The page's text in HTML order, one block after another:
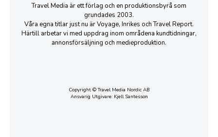
Travel Media är ett förlag och en produktionsbyrå som
grundades 2003.
Våra egna titlar just nu är Voyage, Inrikes och Travel Report.
Härtill arbetar vi med uppdrag inom områdena kundtidningar,
annonsförsäljning och medieproduktion.
Copyright © Travel Media Nordic AB
Ansvarig Utgivare: Kjell Santesson